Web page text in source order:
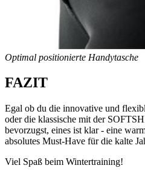
Optimal positionierte Handytasche
FAZIT
Egal ob du die innovative und
oder die klassische mit der
bevorzugst, eines ist klar - eine
absolutes Must-Have für die kalte
Viel Spaß beim Wintertraining!